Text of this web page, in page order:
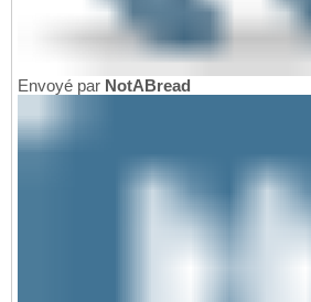
Envoyé par NotABread